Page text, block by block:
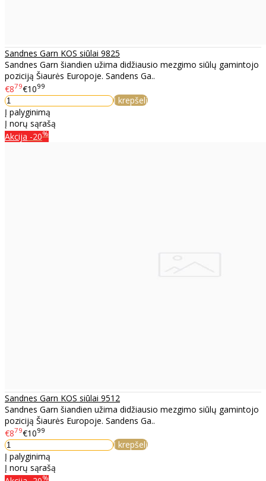
Sandnes Garn KOS siūlai 9825
Sandnes Garn šiandien užima didžiausio mezgimo siūlų gamintojo
poziciją Šiaurės Europoje. Sandens Ga..
€879€1099
Į krepšelį
Į palyginimą
Į norų sąrašą
Akcija -20%
Sandnes Garn KOS siūlai 9512
Sandnes Garn šiandien užima didžiausio mezgimo siūlų gamintojo
poziciją Šiaurės Europoje. Sandens Ga..
€879€1099
Į krepšelį
Į palyginimą
Į norų sąrašą
%